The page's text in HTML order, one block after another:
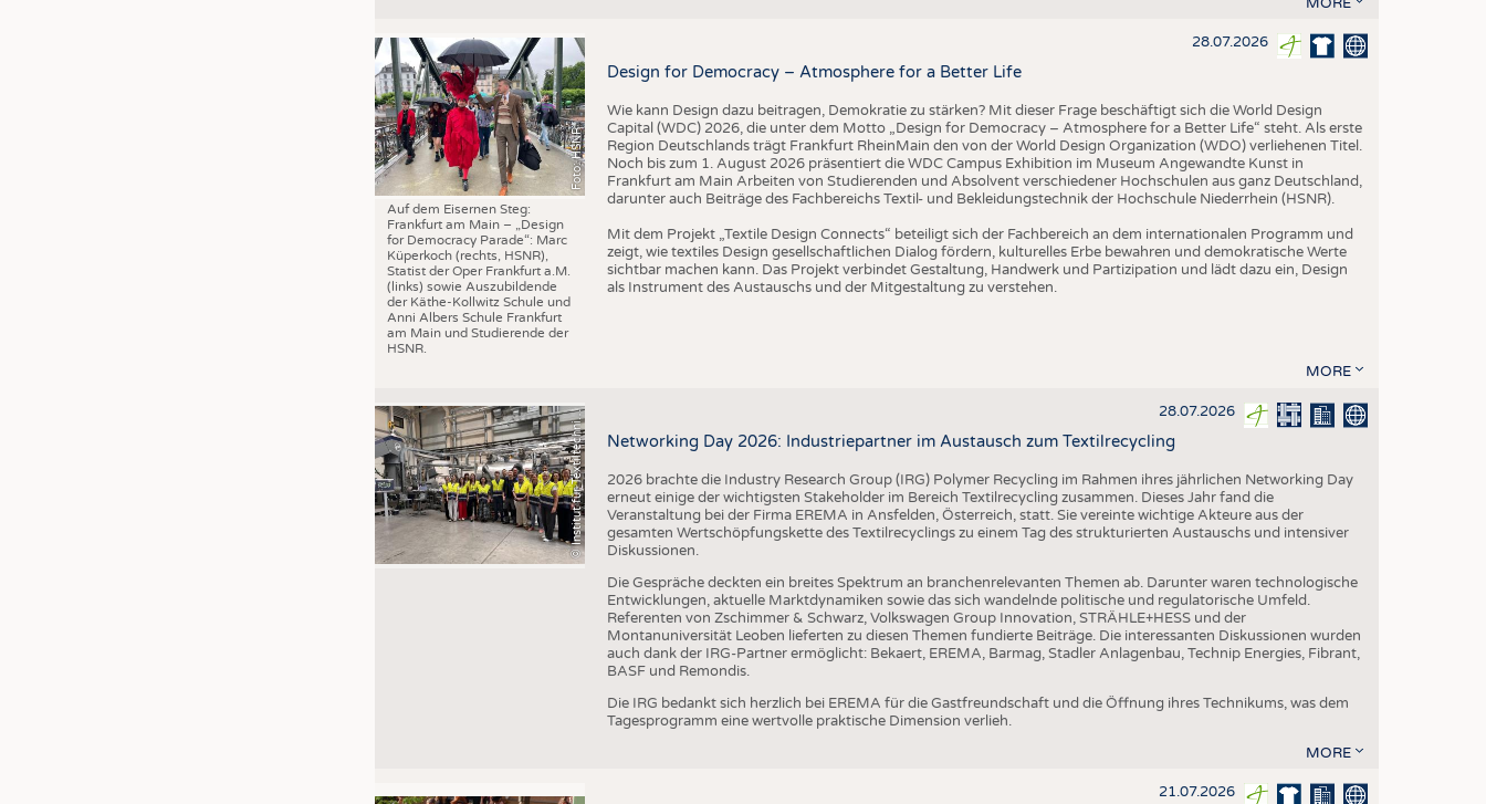
STELLENMARKT
KRÜGER PERSONAL HEADHUNTING
PRAKTIKA & AUSBILDUNGEN
AUSSCHREIBUNGEN
DTV AUSSCHREIBUNGSDIENST
DAUNENCHECK
ADRESSEN & LINKS
PUBLIKATIONEN
TERMINE
BRANCHENTERMINE
Foto: HSNR
Auf dem Eisernen Steg:
Frankfurt am Main – „Design
for Democracy Parade“: Marc
Küperkoch (rechts, HSNR),
Statist der Oper Frankfurt a.M.
(links) sowie Auszubildende
der Käthe-Kollwitz Schule und
Anni Albers Schule Frankfurt
am Main und Studierende der
HSNR.
28.07.2026
Design for Democracy – Atmosphere for a Better Life
Wie kann Design dazu beitragen, Demokratie zu stärken? Mit dieser Frage beschäftigt sich die World Design
Capital (WDC) 2026, die unter dem Motto „Design for Democracy – Atmosphere for a Better Life“ steht. Als erste
Region Deutschlands trägt Frankfurt RheinMain den von der World Design Organization (WDO) verliehenen Titel.
Noch bis zum 1. August 2026 präsentiert die WDC Campus Exhibition im Museum Angewandte Kunst in
Frankfurt am Main Arbeiten von Studierenden und Absolvent verschiedener Hochschulen aus ganz Deutschland,
darunter auch Beiträge des Fachbereichs Textil- und Bekleidungstechnik der Hochschule Niederrhein (HSNR).
Mit dem Projekt „Textile Design Connects“ beteiligt sich der Fachbereich an dem internationalen Programm und
zeigt, wie textiles Design gesellschaftlichen Dialog fördern, kulturelles Erbe bewahren und demokratische Werte
sichtbar machen kann. Das Projekt verbindet Gestaltung, Handwerk und Partizipation und lädt dazu ein, Design
als Instrument des Austauschs und der Mitgestaltung zu verstehen.
MORE
©
I
n
s
t
i
t
u
t
f
ü
r
T
e
x
t
i
l
t
e
c
h
n
i
k
(
I
T
A
)
d
e
r
R
W
T
H
A
a
c
h
e
n
U
n
i
v
e
r
s
i
t
y 28.07.2026
Networking Day 2026: Industriepartner im Austausch zum Textilrecycling
2026 brachte die Industry Research Group (IRG) Polymer Recycling im Rahmen ihres jährlichen Networking Day
erneut einige der wichtigsten Stakeholder im Bereich Textilrecycling zusammen. Dieses Jahr fand die
Veranstaltung bei der Firma EREMA in Ansfelden, Österreich, statt. Sie vereinte wichtige Akteure aus der
gesamten Wertschöpfungskette des Textilrecyclings zu einem Tag des strukturierten Austauschs und intensiver
Diskussionen.
Die Gespräche deckten ein breites Spektrum an branchenrelevanten Themen ab. Darunter waren technologische
Entwicklungen, aktuelle Marktdynamiken sowie das sich wandelnde politische und regulatorische Umfeld.
Referenten von Zschimmer & Schwarz, Volkswagen Group Innovation, STRÄHLE+HESS und der
Montanuniversität Leoben lieferten zu diesen Themen fundierte Beiträge. Die interessanten Diskussionen wurden
auch dank der IRG-Partner ermöglicht: Bekaert, EREMA, Barmag, Stadler Anlagenbau, Technip Energies, Fibrant,
BASF und Remondis.
Die IRG bedankt sich herzlich bei EREMA für die Gastfreundschaft und die Öffnung ihres Technikums, was dem
Tagesprogramm eine wertvolle praktische Dimension verlieh.
MORE
21.07.2026